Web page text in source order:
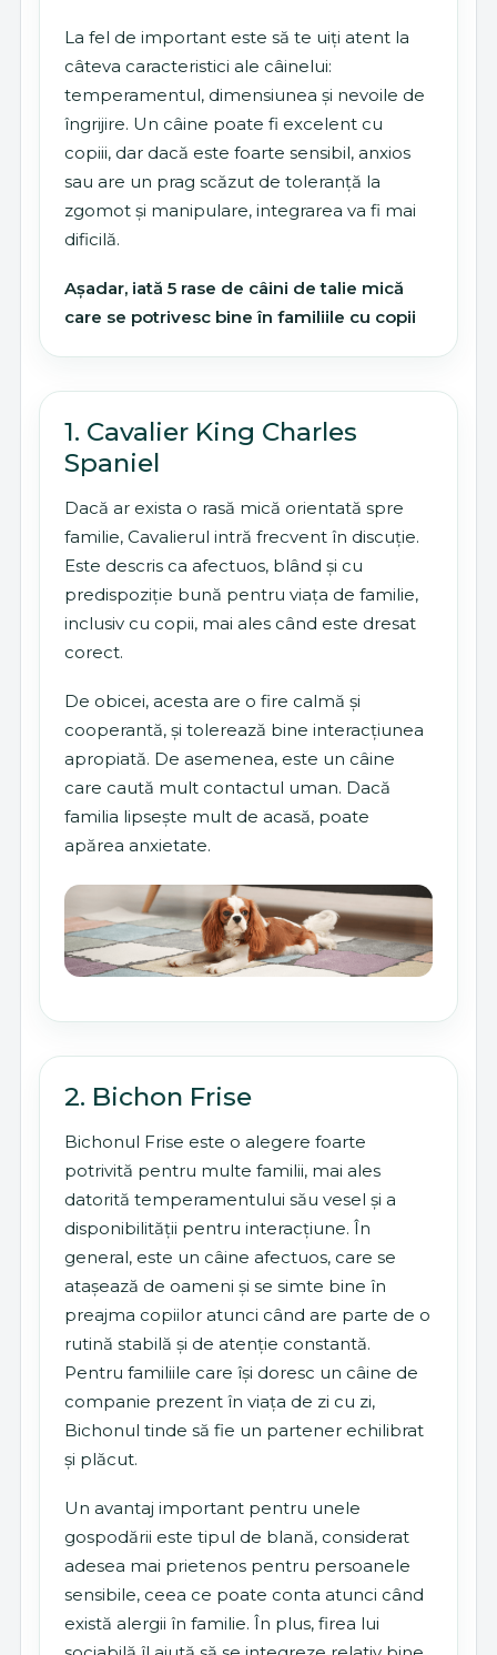
La fel de important este să te uiți atent la
câteva caracteristici ale câinelui:
temperamentul, dimensiunea și nevoile de
îngrijire. Un câine poate fi excelent cu
copiii, dar dacă este foarte sensibil, anxios
sau are un prag scăzut de toleranță la
zgomot și manipulare, integrarea va fi mai
dificilă.
Așadar, iată 5 rase de câini de talie mică
care se potrivesc bine în familiile cu copii
1. Cavalier King Charles
Spaniel
Dacă ar exista o rasă mică orientată spre
familie, Cavalierul intră frecvent în discuție.
Este descris ca afectuos, blând și cu
predispoziție bună pentru viața de familie,
inclusiv cu copii, mai ales când este dresat
corect.
De obicei, acesta are o fire calmă și
cooperantă, și tolerează bine interacțiunea
apropiată. De asemenea, este un câine
care caută mult contactul uman. Dacă
familia lipsește mult de acasă, poate
apărea anxietate.
2. Bichon Frise
Bichonul Frise este o alegere foarte
potrivită pentru multe familii, mai ales
datorită temperamentului său vesel și a
disponibilității pentru interacțiune. În
general, este un câine afectuos, care se
atașează de oameni și se simte bine în
preajma copiilor atunci când are parte de o
rutină stabilă și de atenție constantă.
Pentru familiile care își doresc un câine de
companie prezent în viața de zi cu zi,
Bichonul tinde să fie un partener echilibrat
și plăcut.
Un avantaj important pentru unele
gospodării este tipul de blană, considerat
adesea mai prietenos pentru persoanele
sensibile, ceea ce poate conta atunci când
există alergii în familie. În plus, firea lui